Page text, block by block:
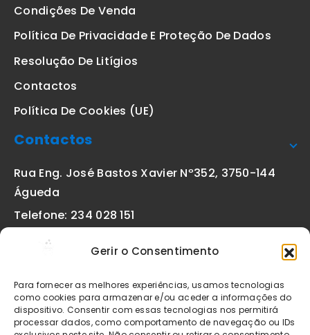
Gerir o Consentimento
Para fornecer as melhores experiências, usamos tecnologias
como cookies para armazenar e/ou aceder a informações do
dispositivo. Consentir com essas tecnologias nos permitirá
processar dados, como comportamento de navegação ou IDs
Condições De Venda
Política De Privacidade E Proteção De Dados
Resolução De Litígios
Contactos
Política De Cookies (UE)
Contactos
Rua Eng. José Bastos Xavier Nº352, 3750-144
Águeda
Telefone: 234 028 151
geral@etiquetas-online.pt
Os preços indicados incluem IVA à taxa legal em vigor. Todos